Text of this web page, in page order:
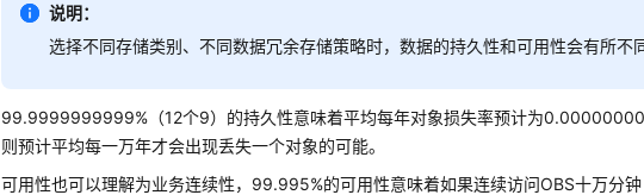
说明：
选择不同存储类别、不同数据冗余存储策略时，数据的持久性和可用性会有所不
99.9999999999%（12个9）的持久性意味着平均每年对象损失率预计为
则预计平均每一万年才会出现丢失一个对象的可能。
可用性也可以理解为业务连续性，99.995%的可用性意味着如果连续访问OBS十万分